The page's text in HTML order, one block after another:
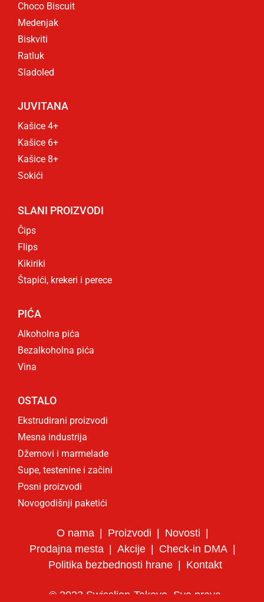
Choco Biscuit
Medenjak
Biskviti
Ratluk
Sladoled
JUVITANA
Kašice 4+
Kašice 6+
Kašice 8+
Sokići
SLANI PROIZVODI
Čips
Flips
Kikiriki
Štapići, krekeri i perece
PIĆA
Alkoholna pića
Bezalkoholna pića
Vina
OSTALO
Ekstrudirani proizvodi
Mesna industrija
Džemovi i marmelade
Supe, testenine i začini
Posni proizvodi
Novogodišnji paketići
O nama Proizvodi
Novosti
Prodajna mesta
Akcije
Check-in DMA
Politika bezbednosti hrane
Kontakt
© 2023 Swisslion-Takovo. Sva prava